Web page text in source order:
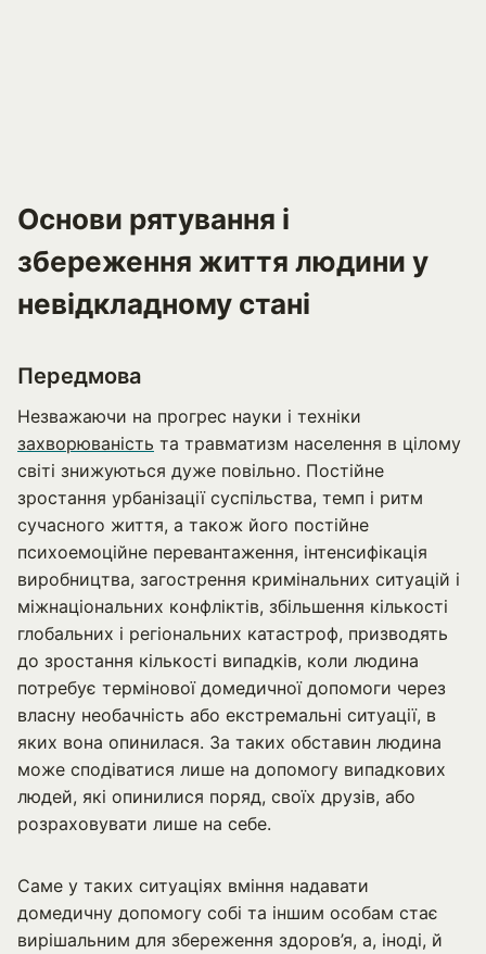
Основи рятування і
збереження життя людини у
невідкладному стані
Передмова
Незважаючи на прогрес науки і техніки
захворюваність та травматизм населення в цілому
світі знижуються дуже повільно. Постійне
зростання урбанізації суспільства, темп і ритм
сучасного життя, а також його постійне
психоемоційне перевантаження, інтенсифікація
виробництва, загострення кримінальних ситуацій і
міжнаціональних конфліктів, збільшення кількості
глобальних і регіональних катастроф, призводять
до зростання кількості випадків, коли людина
потребує термінової домедичної допомоги через
власну необачність або екстремальні ситуації, в
яких вона опинилася. За таких обставин людина
може сподіватися лише на допомогу випадкових
людей, які опинилися поряд, своїх друзів, або
розраховувати лише на себе.
Саме у таких ситуаціях вміння надавати
домедичну допомогу собі та іншим особам стає
вирішальним для збереження здоров’я, а, іноді, й